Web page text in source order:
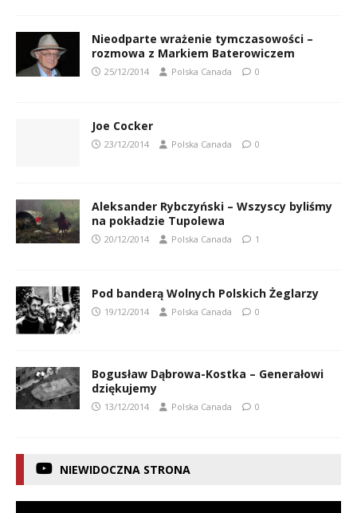
Nieodparte wrażenie tymczasowości –
rozmowa z Markiem Baterowiczem
25/12/2014 Polska Canada 0
Joe Cocker
23/12/2014 Polska Canada 0
Aleksander Rybczyński – Wszyscy byliśmy
na pokładzie Tupolewa
20/12/2014 Polska Canada 1
Pod banderą Wolnych Polskich Żeglarzy
19/12/2014 Polska Canada 0
Bogusław Dąbrowa-Kostka – Generałowi
dziękujemy
13/12/2014 Polska Canada 0
NIEWIDOCZNA STRONA